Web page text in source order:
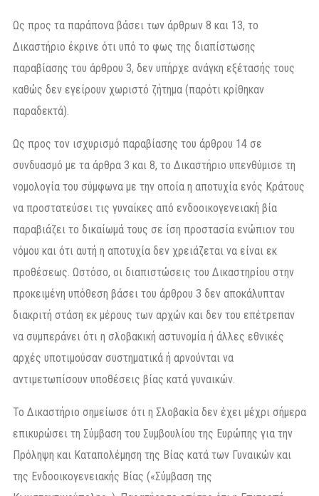
Ως προς τα παράπονα βάσει των άρθρων 8 και 13, το
Δικαστήριο έκρινε ότι υπό το φως της διαπίστωσης
παραβίασης του άρθρου 3, δεν υπήρχε ανάγκη εξέτασής τους
καθώς δεν εγείρουν χωριστό ζήτημα (παρότι κρίθηκαν
παραδεκτά).
Ως προς τον ισχυρισμό παραβίασης του άρθρου 14 σε
συνδυασμό με τα άρθρα 3 και 8, το Δικαστήριο υπενθύμισε τη
νομολογία του σύμφωνα με την οποία η αποτυχία ενός Κράτους
να προστατεύσει τις γυναίκες από ενδοοικογενειακή βία
παραβιάζει το δικαίωμά τους σε ίση προστασία ενώπιον του
νόμου και ότι αυτή η αποτυχία δεν χρειάζεται να είναι εκ
προθέσεως. Ωστόσο, οι διαπιστώσεις του Δικαστηρίου στην
προκειμένη υπόθεση βάσει του άρθρου 3 δεν αποκάλυπταν
διακριτή στάση εκ μέρους των αρχών και δεν του επέτρεπαν
να συμπεράνει ότι η σλοβακική αστυνομία ή άλλες εθνικές
αρχές υποτιμούσαν συστηματικά ή αρνούνται να
αντιμετωπίσουν υποθέσεις βίας κατά γυναικών.
Το Δικαστήριο σημείωσε ότι η Σλοβακία δεν έχει μέχρι σήμερα
επικυρώσει τη Σύμβαση του Συμβουλίου της Ευρώπης για την
Πρόληψη και Καταπολέμηση της Βίας κατά των Γυναικών και
της Ενδοοικογενειακής Βίας («Σύμβαση της